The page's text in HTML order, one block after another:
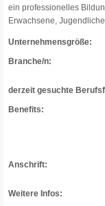
ein professionelles
Erwachsene,
Unternehmensgröße:
Branche/n:
derzeit gesuchte
Benefits:
Anschrift:
Weitere Infos: